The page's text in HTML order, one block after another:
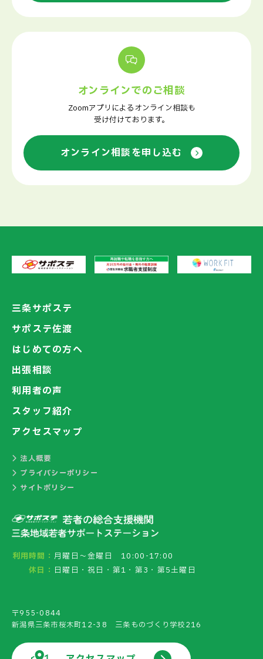
オンラインでのご相談
Zoomアプリによるオンライン相談も
受け付けております。
オンライン相談を申し込む
利用時間： 月曜日～金曜日 10:00-17:00
休日： 日曜日・祝日・第1・第3・第5土曜日
三条サポステ
サポステ佐渡
はじめての方へ
出張相談
利用者の声
スタッフ紹介
アクセスマップ
法人概要
プライバシーポリシー
サイトポリシー
〒955-0844
新潟県三条市桜木町12-38 三条ものづくり学校216